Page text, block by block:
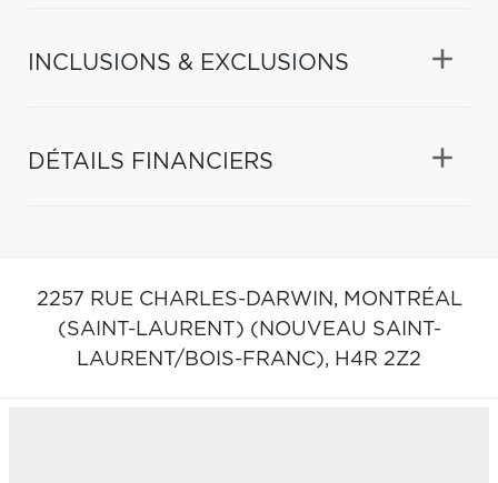
INCLUSIONS & EXCLUSIONS
DÉTAILS FINANCIERS
2257 RUE CHARLES-DARWIN, MONTRÉAL
(SAINT-LAURENT) (NOUVEAU SAINT-
LAURENT/BOIS-FRANC), H4R 2Z2